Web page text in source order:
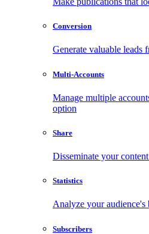
Conversion
Generate valuable leads
Multi-Accounts
Manage multiple
option
Share
Disseminate your
Statistics
Analyze your audience's
Subscribers